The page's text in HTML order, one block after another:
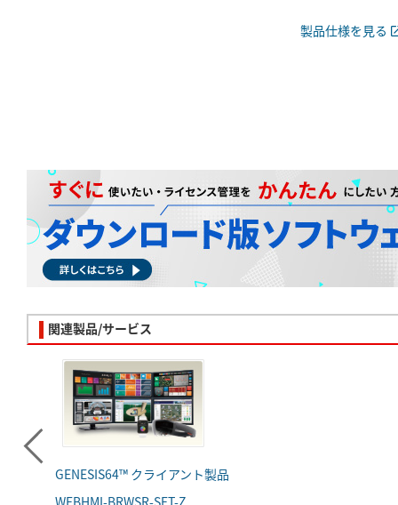
製品仕様を見る
関連製品/サービス
GENESIS64™ クライアント製品